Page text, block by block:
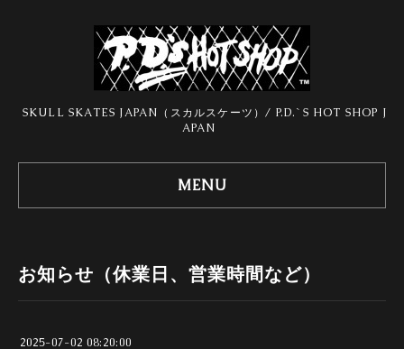
SKULL SKATES JAPAN（スカルスケーツ）/ P.D.`S HOT SHOP J
APAN
MENU
お知らせ（休業日、営業時間など）
2025-07-02 08:20:00